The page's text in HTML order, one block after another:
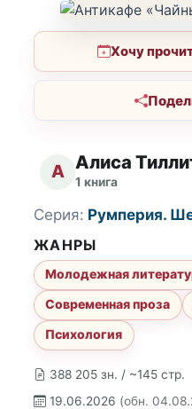
Хочу
А Алиса
1 книга
388 205 зн. / ~145 стр.
19.06.2026 (обн.
Серия: Румперия.
ЖАНРЫ
Молодежная
Современная проза
Психология